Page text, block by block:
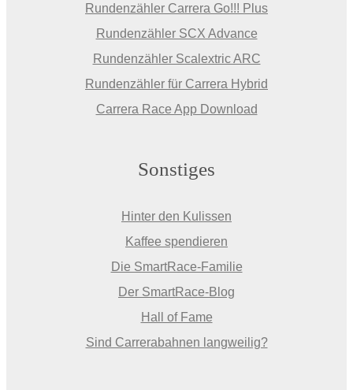
Rundenzähler Carrera Go!!! Plus
Rundenzähler SCX Advance
Rundenzähler Scalextric ARC
Rundenzähler für Carrera Hybrid
Carrera Race App Download
Sonstiges
Hinter den Kulissen
Kaffee spendieren
Die SmartRace-Familie
Der SmartRace-Blog
Hall of Fame
Sind Carrerabahnen langweilig?